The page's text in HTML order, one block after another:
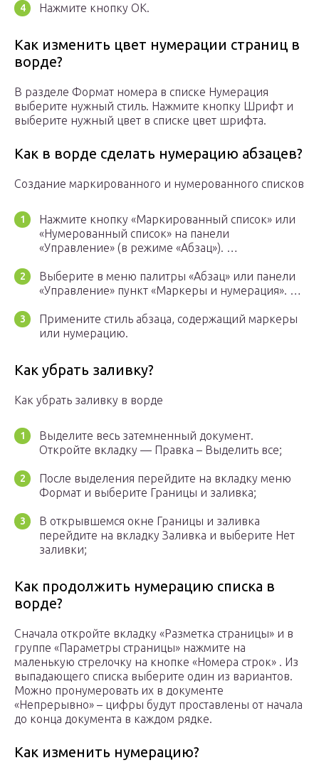
Нажмите кнопку ОК.
Как изменить цвет нумерации страниц в
ворде?
В разделе Формат номера в списке Нумерация
выберите нужный стиль. Нажмите кнопку Шрифт и
выберите нужный цвет в списке цвет шрифта.
Как в ворде сделать нумерацию абзацев?
Создание маркированного и нумерованного списков
Нажмите кнопку «Маркированный список» или
«Нумерованный список» на панели
«Управление» (в режиме «Абзац»). …
Выберите в меню палитры «Абзац» или панели
«Управление» пункт «Маркеры и нумерация». …
Примените стиль абзаца, содержащий маркеры
или нумерацию.
Как убрать заливку?
Как убрать заливку в ворде
Выделите весь затемненный документ.
Откройте вкладку — Правка – Выделить все;
После выделения перейдите на вкладку меню
Формат и выберите Границы и заливка;
В открывшемся окне Границы и заливка
перейдите на вкладку Заливка и выберите Нет
заливки;
Как продолжить нумерацию списка в
ворде?
Сначала откройте вкладку «Разметка страницы» и в
группе «Параметры страницы» нажмите на
маленькую стрелочку на кнопке «Номера строк» . Из
выпадающего списка выберите один из вариантов.
Можно пронумеровать их в документе
«Непрерывно» – цифры будут проставлены от начала
до конца документа в каждом рядке.
Как изменить нумерацию?